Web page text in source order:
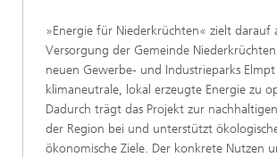
»Energie für Niederkrüchten« zielt darauf
Versorgung der Gemeinde
neuen Gewerbe- und Industrieparks
klimaneutrale, lokal erzeugte Energie zu
Dadurch trägt das Projekt zur
der Region bei und unterstützt
ökonomische Ziele. Der konkrete Nutzen